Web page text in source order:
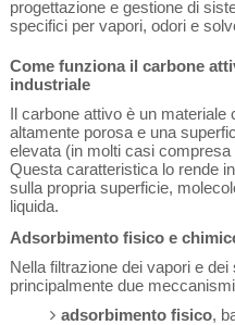
progettazione e gestione di
specifici per vapori, odori e
Come funziona il carbone
industriale
Il carbone attivo è un
altamente porosa e una
elevata (in molti casi
Questa caratteristica lo rende
sulla propria superficie,
liquida.
Adsorbimento fisico e
Nella filtrazione dei vapori e
principalmente due
adsorbimento fisico,